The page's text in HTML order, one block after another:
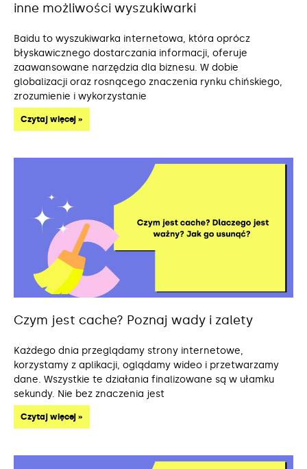
inne możliwości wyszukiwarki
Baidu to wyszukiwarka internetowa, która oprócz
błyskawicznego dostarczania informacji, oferuje
zaawansowane narzędzia dla biznesu. W dobie
globalizacji oraz rosnącego znaczenia rynku chińskiego,
zrozumienie i wykorzystanie
Czytaj więcej »
Czym jest cache? Poznaj wady i zalety
Każdego dnia przeglądamy strony internetowe,
korzystamy z aplikacji, oglądamy wideo i przetwarzamy
dane. Wszystkie te działania finalizowane są w ułamku
sekundy. Nie bez znaczenia jest
Czytaj więcej »